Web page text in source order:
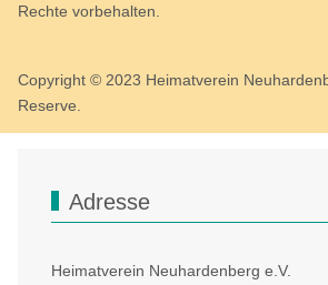
Rechte vorbehalten.
Copyright © 2023 Heimatverein
Reserve.
Adresse
Heimatverein Neuhardenberg e.V.